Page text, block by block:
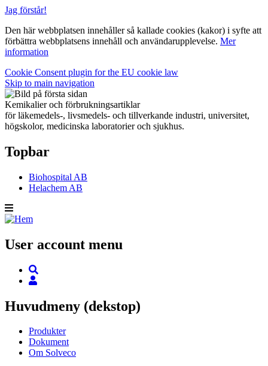
Jag förstår!
Den här webbplatsen innehåller så kallade cookies (kakor) i syfte att
förbättra webbplatsens innehåll och användarupplevelse. Mer
information
Cookie Consent plugin for the EU cookie law
Skip to main navigation
Kemikalier och förbrukningsartiklar
för läkemedels-, livsmedels- och tillverkande industri, universitet,
högskolor, medicinska laboratorier och sjukhus.
Topbar
Biohospital AB
Helachem AB
User account menu
Huvudmeny (dekstop)
Produkter
Dokument
Om Solveco